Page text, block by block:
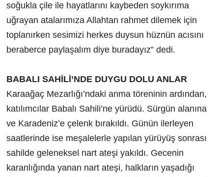
soğukla çile ile hayatlarını kaybeden soykırıma
uğrayan atalarımıza Allahtan rahmet dilemek için
toplanırken sesimizi herkes duysun hüznün acısını
beraberce paylaşalım diye buradayız” dedi.
BABALI SAHİLİ’NDE DUYGU DOLU ANLAR
Karaağaç Mezarlığı’ndaki anma töreninin ardından,
katılımcılar Babalı Sahili’ne yürüdü. Sürgün alanına
ve Karadeniz’e çelenk bırakıldı. Günün ilerleyen
saatlerinde ise meşalelerle yapılan yürüyüş sonrası
sahilde geleneksel nart ateşi yakıldı. Gecenin
karanlığında yanan nart ateşi, halkların yaşadığı